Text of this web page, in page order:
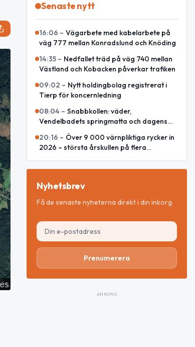
Senaste nytt
16:06 – Vägarbete med kabelarbete på
väg 777 mellan Konradslund och Knöding
14:35 – Nedfallet träd på väg 740 mellan
Västland och Kobacken påverkar trafiken
09:02 – Nytt holdingbolag registrerat i
Tierp för koncernledning
08:04 – Snabbkollen: väder,
Vendelbadets springmatta och dagens
snackisar
20:16 – Över 9 000 värnpliktiga rycker in
2026 – största årskullen på flera
Nyhetsbrev
Få de senaste nyheterna direkt i din inkorg.
Prenumerera
ANNONS